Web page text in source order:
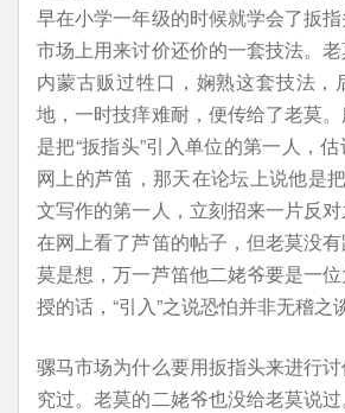
早在小学一年级的时候就学会了扳
市场上用来讨价还价的一套技法。
内蒙古贩过牲口，娴熟这套技法，
地，一时技痒难耐，便传给了老莫
是把“扳指头”引入单位的第一人，
网上的芦笛，那天在论坛上说他是
文写作的第一人，立刻招来一片反
在网上看了芦笛的帖子，但老莫没
莫是想，万一芦笛他二姥爷要是一
授的话，“引入”之说恐怕并非无稽之
骡马市场为什么要用扳指头来进行
究过。老莫的二姥爷也没给老莫说